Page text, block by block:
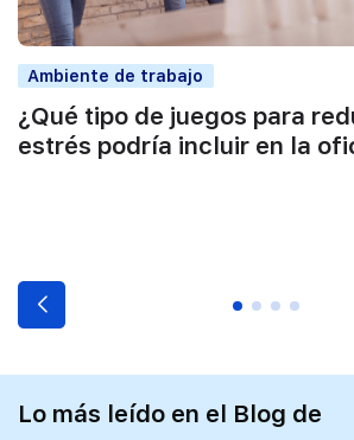
Ambiente de trabajo
¿Qué tipo de juegos para
estrés podría incluir en la
Lo más leído en el Blog de